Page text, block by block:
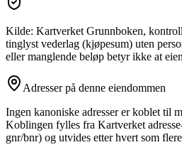
Kilde: Kartverket Grunnboken,
tinglyst vederlag (kjøpesum) uten
eller manglende beløp betyr ikke at
Adresser på denne eiendommen
Ingen kanoniske adresser er koblet til
Koblingen fylles fra Kartverket
gnr/bnr) og utvides etter hvert som